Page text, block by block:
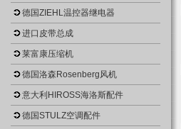
德国ZIEHL温控器继电器
进口皮带总成
莱富康压缩机
德国洛森Rosenberg风机
意大利HIROSS海洛斯配件
德国STULZ空调配件